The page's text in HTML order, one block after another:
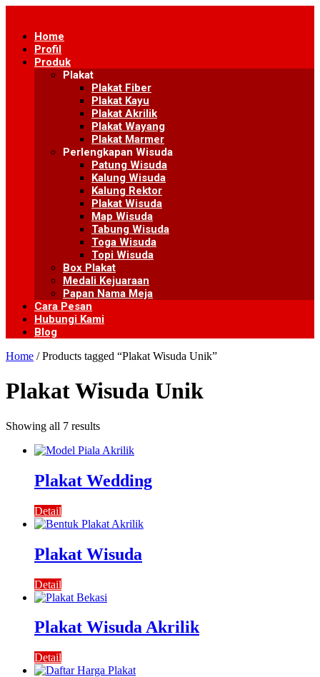
contentHome
Profil
Produk
Plakat
Plakat Fiber
Plakat Kayu
Plakat Akrilik
Plakat Wayang
Plakat Marmer
Perlengkapan Wisuda
Patung Wisuda
Kalung Wisuda
Kalung Rektor
Plakat Wisuda
Map Wisuda
Tabung Wisuda
Toga Wisuda
Topi Wisuda
Box Plakat
Medali Kejuaraan
Papan Nama Meja
Cara Pesan
Hubungi Kami
Blog
Home / Products tagged “Plakat Wisuda Unik”
Plakat Wisuda Unik
Showing all 7 results
Plakat Wedding
Detail
Plakat Wisuda
Detail
Plakat Wisuda Akrilik
Detail